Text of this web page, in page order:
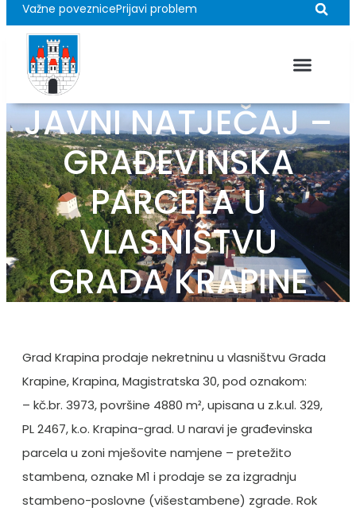
Važne poveznicePrijavi problem
JAVNI NATJEČAJ –
GRAĐEVINSKA
PARCELA U
VLASNIŠTVU
GRADA KRAPINE
Grad Krapina prodaje nekretninu u vlasništvu Grada
Krapine, Krapina, Magistratska 30, pod oznakom:
– kč.br. 3973, površine 4880 m², upisana u z.k.ul. 329,
PL 2467, k.o. Krapina-grad. U naravi je građevinska
parcela u zoni mješovite namjene – pretežito
stambena, oznake M1 i prodaje se za izgradnju
stambeno-poslovne (višestambene) zgrade. Rok